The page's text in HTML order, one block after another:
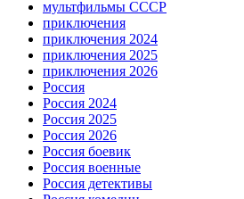
мультфильмы СССР
приключения
приключения 2024
приключения 2025
приключения 2026
Россия
Россия 2024
Россия 2025
Россия 2026
Россия боевик
Россия военные
Россия детективы